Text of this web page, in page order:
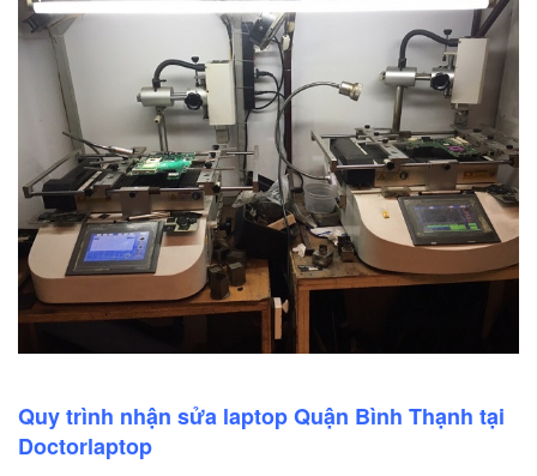
Quy trình nhận sửa laptop Quận Bình Thạnh tại
Doctorlaptop